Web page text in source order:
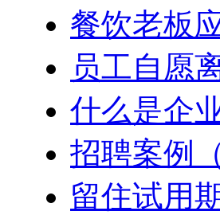
餐饮老板
员工自愿
什么是企
招聘案例
留住试用